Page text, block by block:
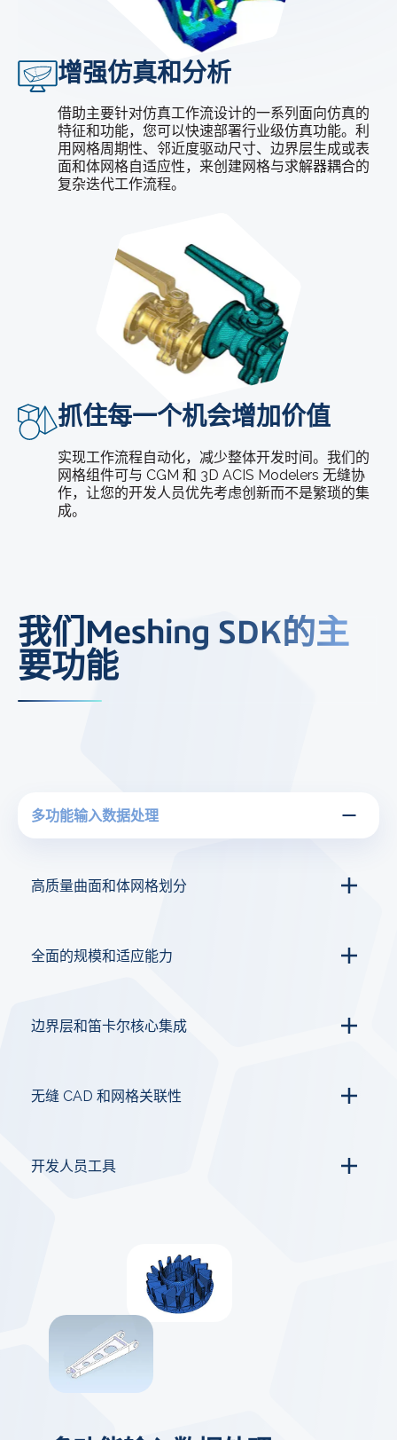
增强仿真和分析
借助主要针对仿真工作流设计的一系列面向仿真的
特征和功能，您可以快速部署行业级仿真功能。利
用网格周期性、邻近度驱动尺寸、边界层生成或表
面和体网格自适应性，来创建网格与求解器耦合的
复杂迭代工作流程。
抓住每一个机会增加价值
实现工作流程自动化，减少整体开发时间。我们的
网格组件可与 CGM 和 3D ACIS Modelers 无缝协
作，让您的开发人员优先考虑创新而不是繁琐的集
成。
我们Meshing SDK的主
要功能
多功能输入数据处理
高质量曲面和体网格划分
全面的规模和适应能力
边界层和笛卡尔核心集成
无缝 CAD 和网格关联性
开发人员工具